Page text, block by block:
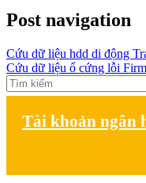
Post navigation
Cứu dữ liệu hdd di động
Cứu dữ liệu ổ cứng lỗi
Tài khoản ngân